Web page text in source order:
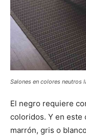
Salones en colores neutros
El negro requiere
coloridos. Y en este
marrón, gris o